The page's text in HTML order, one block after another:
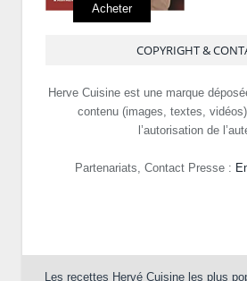
Acheter
COPYRIGHT &
Herve Cuisine est une marque
contenu (images, textes,
l’autorisation de
Partenariats, Contact Presse :
Les recettes Hervé Cuisine les plus